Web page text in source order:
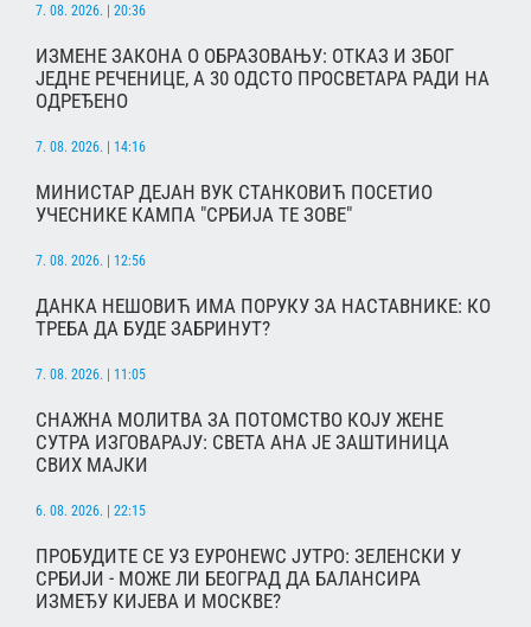
7. 08. 2026. | 20:36
ИЗМЕНЕ ЗАКОНА О ОБРАЗОВАЊУ: ОТКАЗ И ЗБОГ
ЈЕДНЕ РЕЧЕНИЦЕ, А 30 ОДСТО ПРОСВЕТАРА РАДИ НА
ОДРЕЂЕНО
7. 08. 2026. | 14:16
МИНИСТАР ДЕЈАН ВУК СТАНКОВИЋ ПОСЕТИО
УЧЕСНИКЕ КАМПА "СРБИЈА ТЕ ЗОВЕ"
7. 08. 2026. | 12:56
ДАНКА НЕШОВИЋ ИМА ПОРУКУ ЗА НАСТАВНИКЕ: КО
ТРЕБА ДА БУДЕ ЗАБРИНУТ?
7. 08. 2026. | 11:05
СНАЖНА МОЛИТВА ЗА ПОТОМСТВО КОЈУ ЖЕНЕ
СУТРА ИЗГОВАРАЈУ: СВЕТА АНА ЈЕ ЗАШТИНИЦА
СВИХ МАЈКИ
6. 08. 2026. | 22:15
ПРОБУДИТЕ СЕ УЗ ЕУРОНЕWС ЈУТРО: ЗЕЛЕНСКИ У
СРБИЈИ - МОЖЕ ЛИ БЕОГРАД ДА БАЛАНСИРА
ИЗМЕЂУ КИЈЕВА И МОСКВЕ?